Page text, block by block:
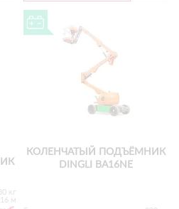
кг
16 м
КОЛЕНЧАТЫЙ ПОДЪЁМНИК
DINGLI BA16NE